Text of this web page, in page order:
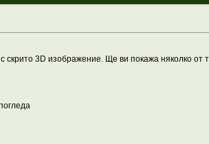
скрито 3D изображение. Ще ви покажа няколко от